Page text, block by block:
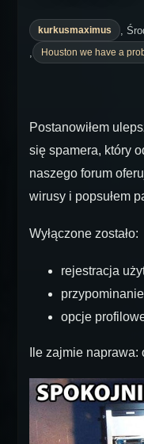
kurkusmaximus ,
Houston we have a
Postanowiłem
się spamera, który
naszego forum
wirusy i popsułem
Wyłączone zostało:
rejestracja
przypominanie
opcje
Ile zajmie